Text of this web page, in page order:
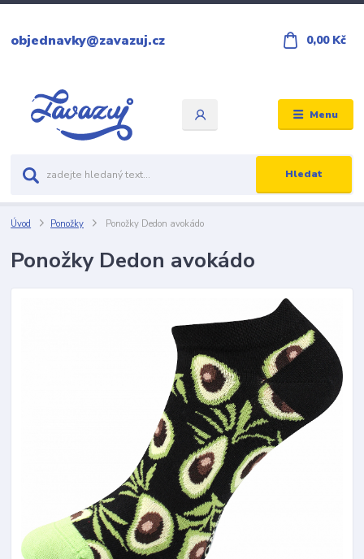
Menu
Hledat
objednavky@zavazuj.cz 0,00 Kč
Úvod Ponožky Ponožky Dedon avokádo
Ponožky Dedon avokádo